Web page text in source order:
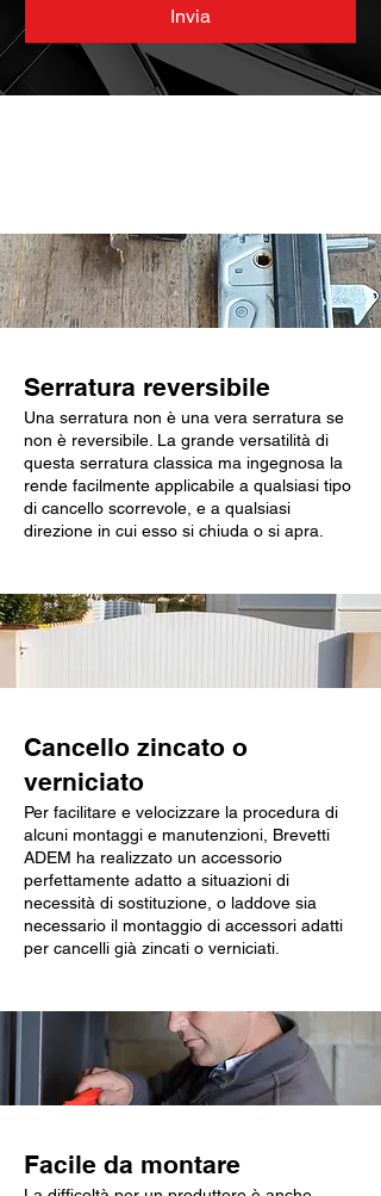
Invia
Serratura reversibile
Una serratura non è una vera serratura se
non è reversibile. La grande versatilità di
questa serratura classica ma ingegnosa la
rende facilmente applicabile a qualsiasi tipo
di cancello scorrevole, e a qualsiasi
direzione in cui esso si chiuda o si apra.
Cancello zincato o
verniciato
Per facilitare e velocizzare la procedura di
alcuni montaggi e manutenzioni, Brevetti
ADEM ha realizzato un accessorio
perfettamente adatto a situazioni di
necessità di sostituzione, o laddove sia
necessario il montaggio di accessori adatti
per cancelli già zincati o verniciati.
Facile da montare